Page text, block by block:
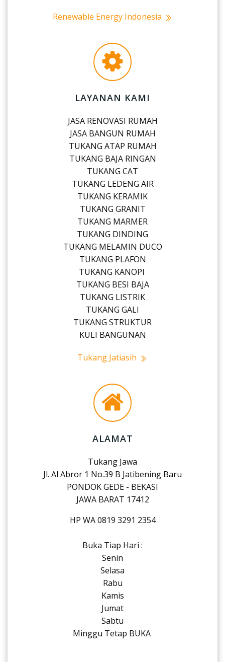
Renewable Energy Indonesia
LAYANAN KAMI
JASA RENOVASI RUMAH
JASA BANGUN RUMAH
TUKANG ATAP RUMAH
TUKANG BAJA RINGAN
TUKANG CAT
TUKANG LEDENG AIR
TUKANG KERAMIK
TUKANG GRANIT
TUKANG MARMER
TUKANG DINDING
TUKANG MELAMIN DUCO
TUKANG PLAFON
TUKANG KANOPI
TUKANG BESI BAJA
TUKANG LISTRIK
TUKANG GALI
TUKANG STRUKTUR
KULI BANGUNAN
Tukang Jatiasih
ALAMAT
Tukang Jawa
Jl. Al Abror 1 No.39 B Jatibening Baru
PONDOK GEDE - BEKASI
JAWA BARAT 17412
HP WA 0819 3291 2354
Buka Tiap Hari :
Senin
Selasa
Rabu
Kamis
Jumat
Sabtu
Minggu Tetap BUKA